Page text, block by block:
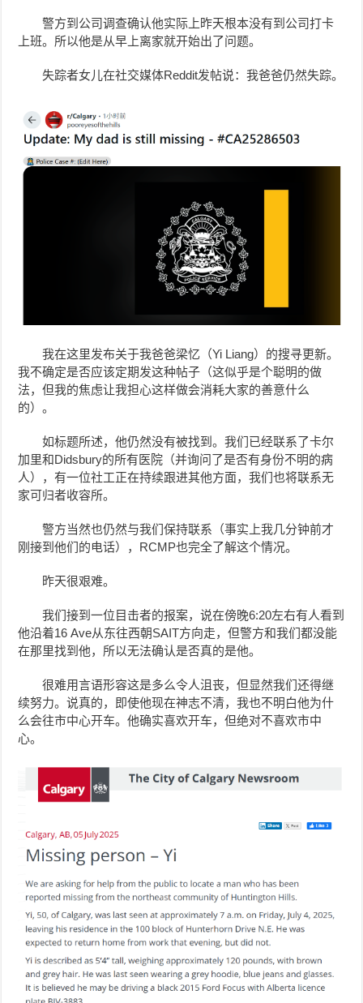
警方到公司调查确认他实际上昨天根本没有到公司打卡
上班。所以他是从早上离家就开始出了问题。
失踪者女儿在社交媒体Reddit发帖说：我爸爸仍然失踪。
我在这里发布关于我爸爸梁忆（Yi Liang）的搜寻更新。
我不确定是否应该定期发这种帖子（这似乎是个聪明的做
法，但我的焦虑让我担心这样做会消耗大家的善意什么
的）。
如标题所述，他仍然没有被找到。我们已经联系了卡尔
加里和Didsbury的所有医院（并询问了是否有身份不明的病
人），有一位社工正在持续跟进其他方面，我们也将联系无
家可归者收容所。
警方当然也仍然与我们保持联系（事实上我几分钟前才
刚接到他们的电话），RCMP也完全了解这个情况。
昨天很艰难。
我们接到一位目击者的报案，说在傍晚6:20左右有人看到
他沿着16 Ave从东往西朝SAIT方向走，但警方和我们都没能
在那里找到他，所以无法确认是否真的是他。
很难用言语形容这是多么令人沮丧，但显然我们还得继
续努力。说真的，即使他现在神志不清，我也不明白他为什
么会往市中心开车。他确实喜欢开车，但绝对不喜欢市中
心。